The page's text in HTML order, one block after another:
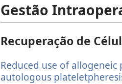
Gestão
Recuperação de
Reduced use of
autologous